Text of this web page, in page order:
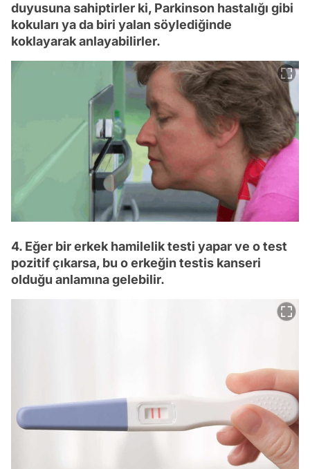
duyusuna sahiptirler ki, Parkinson hastalığı gibi
kokuları ya da biri yalan söylediğinde
koklayarak anlayabilirler.
4. Eğer bir erkek hamilelik testi yapar ve o test
pozitif çıkarsa, bu o erkeğin testis kanseri
olduğu anlamına gelebilir.